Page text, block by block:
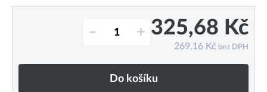
– + 325,68 Kč
269,16 Kč bez DPH
Do košíku